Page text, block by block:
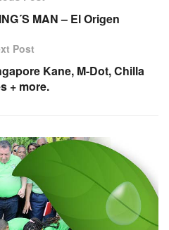
MAN – El Origen
Post
Kane, M-Dot, Chilla
+ more.